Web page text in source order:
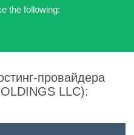
the following:
провайдера
LLC):